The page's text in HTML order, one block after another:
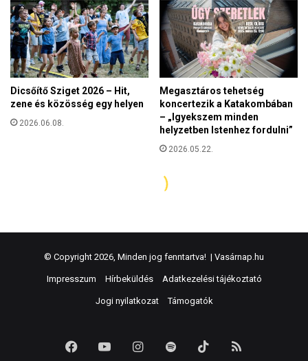
© Copyright 2026, Minden jog fenntartva! | Vasárnap.hu
Impresszum Hírbeküldés Adatkezelési tájékoztató
Jogi nyilatkozat Támogatók
FacebookYouTubeInstagram
Spotify TikTok